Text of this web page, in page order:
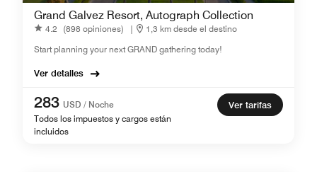
Grand Galvez Resort, Autograph Collection
4.2 (898 opiniones) |
1,3 km desde el destino
Start planning your next GRAND gathering today!
Ver detalles
283 USD / Noche
Todos los impuestos y cargos están
incluidos
Ver tarifas